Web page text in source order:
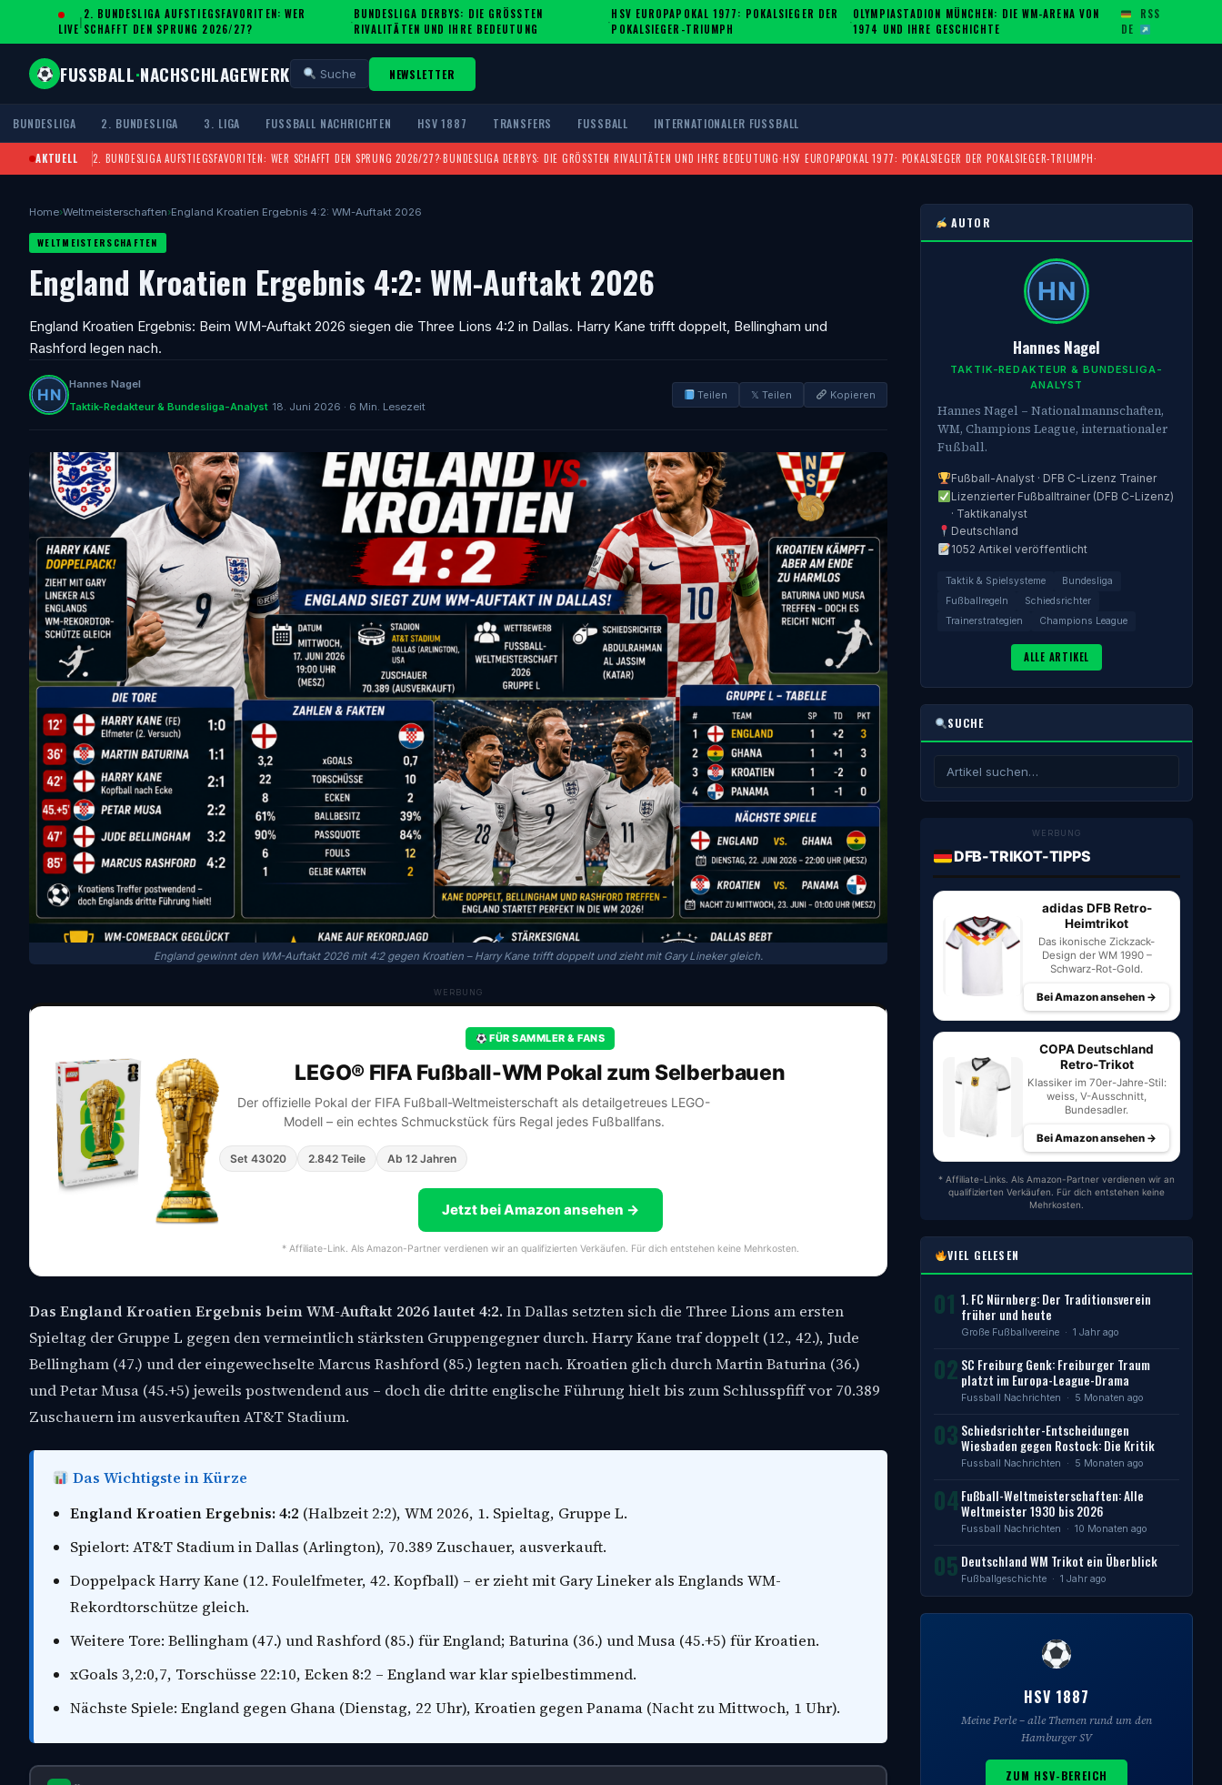
LIVE
|
2. BUNDESLIGA AUFSTIEGSFAVORITEN: WER
SCHAFFT DEN SPRUNG 2026/27?
·
BUNDESLIGA DERBYS: DIE GRÖSSTEN R
IVALITÄTEN UND IHRE BEDEUTUNG
·
HSV EUROPAPOKAL 1977: POKALSIEGER DER
POKALSIEGER-TRIUMPH
·
OLYMPIASTADION MÜNCHEN: DIE WM-ARENA VON
1974 UND IHRE GESCHICHTE
DE
RSS
FUSSBALL·NACHSCHLAGEWERK Suche NEWSLETTER
BUNDESLIGA 2. BUNDESLIGA 3. LIGA FUSSBALL NACHRICHTEN HSV 1887 TRANSFERS FUSSBALL INTERNATIONALER FUSSBALL
AKTUELL 2. BUNDESLIGA AUFSTIEGSFAVORITEN: WER SCHAFFT DEN SPRUNG 2026/27?·BUNDESLIGA DERBYS: DIE GRÖSSTEN RIVALITÄTEN UND IHRE BEDEUTUNG ·HSV EUROPAPOKAL 1977: POKALSIEGER DER POKALSIEGER-TRIUMPH·
Home›Weltmeisterschaften›England Kroatien Ergebnis 4:2: WM-Auftakt 2026
WELTMEISTERSCHAFTEN
England Kroatien Ergebnis 4:2: WM-Auftakt 2026
England Kroatien Ergebnis: Beim WM-Auftakt 2026 siegen die Three Lions 4:2 in Dallas. Harry Kane trifft doppelt, Bellingham und
Rashford legen nach.
Hannes Nagel
Taktik-Redakteur & Bundesliga-Analyst 18. Juni 2026 · 6 Min. Lesezeit
Teilen 𝕏 Teilen Kopieren
England gewinnt den WM-Auftakt 2026 mit 4:2 gegen Kroatien – Harry Kane trifft doppelt und zieht mit Gary Lineker gleich.
WERBUNG
FÜR SAMMLER & FANS
LEGO® FIFA Fußball-WM Pokal zum Selberbauen
Der offizielle Pokal der FIFA Fußball-Weltmeisterschaft als detailgetreues LEGO-
Modell – ein echtes Schmuckstück fürs Regal jedes Fußballfans.
Set 43020 2.842 Teile Ab 12 Jahren
Jetzt bei Amazon ansehen →
* Affiliate-Link. Als Amazon-Partner verdienen wir an qualifizierten Verkäufen. Für dich entstehen keine Mehrkosten.
Das England Kroatien Ergebnis beim WM-Auftakt 2026 lautet 4:2.In Dallas setzten sich die Three Lions am ersten
Spieltag der Gruppe L gegen den vermeintlich stärksten Gruppengegner durch. Harry Kane traf doppelt (12., 42.), Jude
Bellingham (47.) und der eingewechselte Marcus Rashford (85.) legten nach. Kroatien glich durch Martin Baturina (36.)
und Petar Musa (45.+5) jeweils postwendend aus – doch die dritte englische Führung hielt bis zum Schlusspfiff vor 70.389
Zuschauern im ausverkauften AT&T Stadium.
Das Wichtigste in Kürze
England Kroatien Ergebnis: 4:2 (Halbzeit 2:2), WM 2026, 1. Spieltag, Gruppe L.
Spielort: AT&T Stadium in Dallas (Arlington), 70.389 Zuschauer, ausverkauft.
Doppelpack Harry Kane (12. Foulelfmeter, 42. Kopfball) – er zieht mit Gary Lineker als Englands WM-
Rekordtorschütze gleich.
Weitere Tore: Bellingham (47.) und Rashford (85.) für England; Baturina (36.) und Musa (45.+5) für Kroatien.
xGoals 3,2:0,7, Torschüsse 22:10, Ecken 8:2 – England war klar spielbestimmend.
Nächste Spiele: England gegen Ghana (Dienstag, 22 Uhr), Kroatien gegen Panama (Nacht zu Mittwoch, 1 Uhr).
AUTOR
Hannes Nagel
TAKTIK-REDAKTEUR & BUNDESLIGA-
ANALYST
Hannes Nagel – Nationalmannschaften,
WM, Champions League, internationaler
Fußball.
Fußball-Analyst · DFB C-Lizenz Trainer
Lizenzierter Fußballtrainer (DFB C-Lizenz)
· Taktikanalyst
Deutschland
1052 Artikel veröffentlicht
Taktik & Spielsysteme
Bundesliga
Fußballregeln
Schiedsrichter
Trainerstrategien
Champions League
ALLE ARTIKEL
SUCHE
WERBUNG
DFB-TRIKOT-TIPPS
adidas DFB Retro-
Heimtrikot
Das ikonische Zickzack-
Design der WM 1990 –
Schwarz-Rot-Gold.
Bei Amazon ansehen →
COPA Deutschland
Retro-Trikot
Klassiker im 70er-Jahre-Stil:
weiss, V-Ausschnitt,
Bundesadler.
Bei Amazon ansehen →
* Affiliate-Links. Als Amazon-Partner verdienen wir an
qualifizierten Verkäufen. Für dich entstehen keine
Mehrkosten.
VIEL GELESEN
01 1. FC Nürnberg: Der Traditionsverein
früher und heute
Große Fußballvereine · 1 Jahr ago
02 SC Freiburg Genk: Freiburger Traum
platzt im Europa-League-Drama
Fussball Nachrichten · 5 Monaten ago
03 Schiedsrichter-Entscheidungen
Wiesbaden gegen Rostock: Die Kritik
Fussball Nachrichten · 5 Monaten ago
04 Fußball-Weltmeisterschaften: Alle
Weltmeister 1930 bis 2026
Fussball Nachrichten · 10 Monaten ago
05 Deutschland WM Trikot ein Überblick
Fußballgeschichte · 1 Jahr ago
HSV 1887
Meine Perle – alle Themen rund um den
Hamburger SV
ZUM HSV-BEREICH